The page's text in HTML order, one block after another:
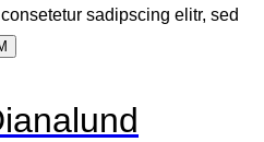
sadipscing elitr, sed